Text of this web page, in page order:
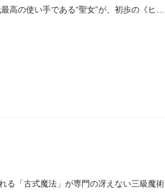
の使い手である“聖女”が、初歩の《ヒー
る「古式魔法」が専門の冴えない三級魔術